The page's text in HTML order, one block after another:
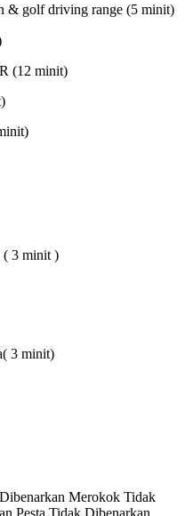
& golf driving range (5 minit)
(12 minit)
( 3 minit )
3 minit)
Merokok Tidak